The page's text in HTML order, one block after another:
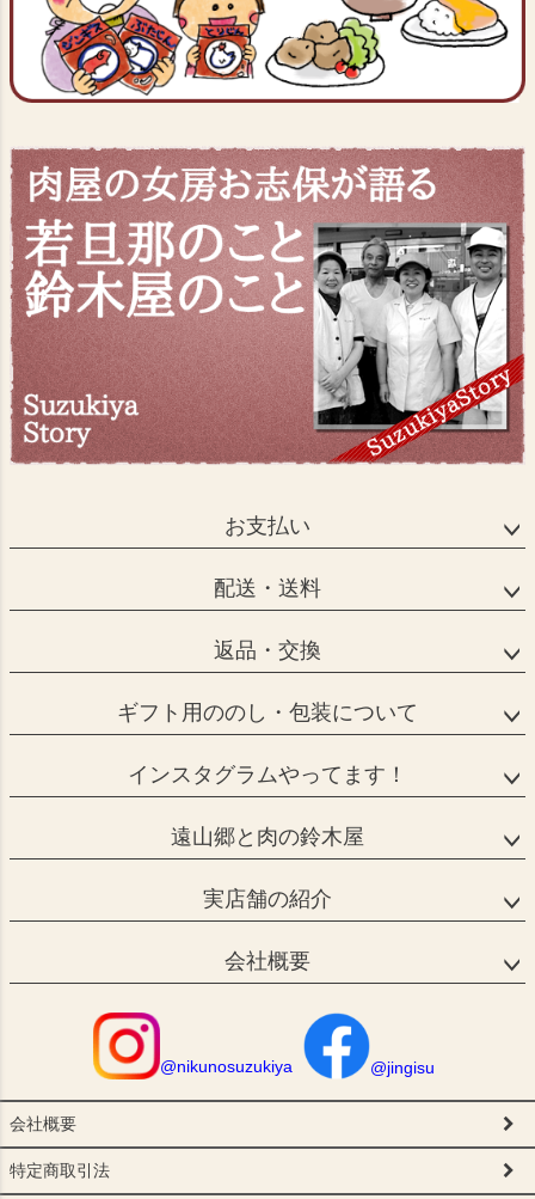
お支払い
配送・送料
返品・交換
ギフト用ののし・包装について
インスタグラムやってます！
遠山郷と肉の鈴木屋
実店舗の紹介
会社概要
会社概要
特定商取引法
@nikunosuzukiya @jingisu